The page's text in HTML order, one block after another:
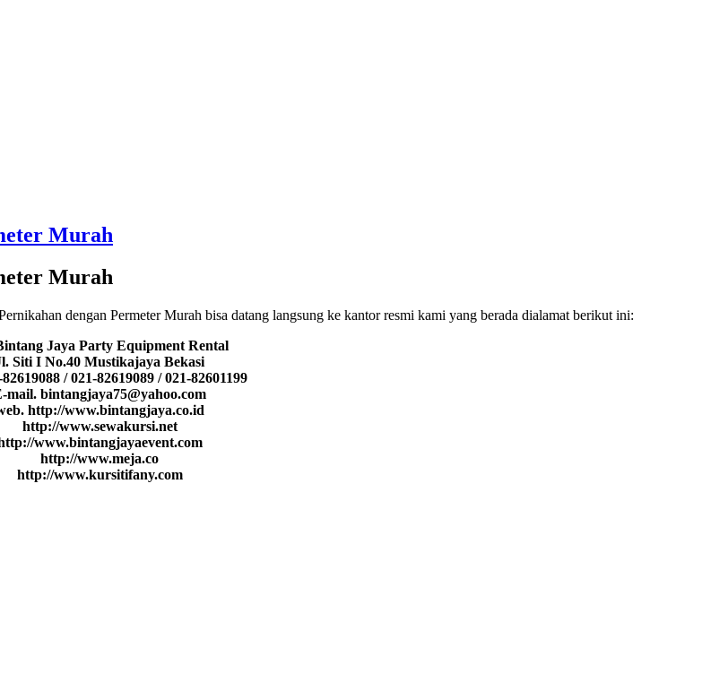
Murah
Murah
dengan Permeter Murah bisa datang langsung ke kantor resmi kami yang berada dialamat berikut ini:
Jaya Party Equipment Rental
Siti I No.40 Mustikajaya Bekasi
/ 021-82619089 / 021-82601199
mail. bintangjaya75@yahoo.com
http://www.bintangjaya.co.id
http://www.sewakursi.net
www.bintangjayaevent.com
http://www.meja.co
http://www.kursitifany.com